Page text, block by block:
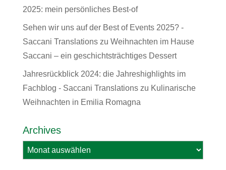
2025: mein persönliches Best-of
Sehen wir uns auf der Best of Events 2025? -
Saccani Translationszu Weihnachten im Hause
Saccani – ein geschichtsträchtiges Dessert
Jahresrückblick 2024: die Jahreshighlights im
Fachblog - Saccani Translationszu Kulinarische
Weihnachten in Emilia Romagna
Archives
Archives